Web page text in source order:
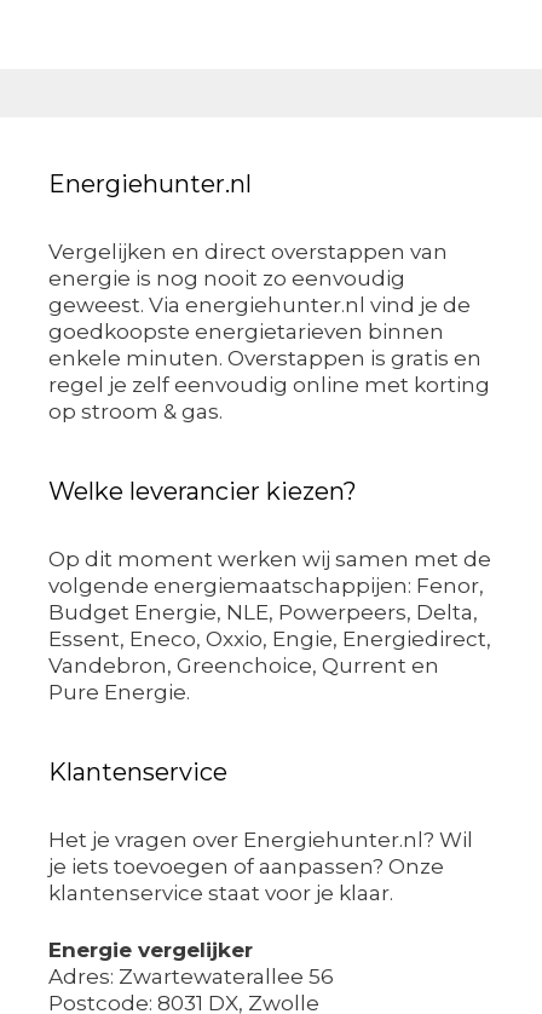
Energiehunter.nl
Vergelijken en direct overstappen van
energie is nog nooit zo eenvoudig
geweest. Via energiehunter.nl vind je de
goedkoopste energietarieven binnen
enkele minuten. Overstappen is gratis en
regel je zelf eenvoudig online met korting
op stroom & gas.
Welke leverancier kiezen?
Op dit moment werken wij samen met de
volgende energiemaatschappijen: Fenor,
Budget Energie, NLE, Powerpeers, Delta,
Essent, Eneco, Oxxio, Engie, Energiedirect,
Vandebron, Greenchoice, Qurrent en
Pure Energie.
Klantenservice
Het je vragen over Energiehunter.nl? Wil
je iets toevoegen of aanpassen? Onze
klantenservice staat voor je klaar.
Energie vergelijker
Adres: Zwartewaterallee 56
Postcode: 8031 DX, Zwolle